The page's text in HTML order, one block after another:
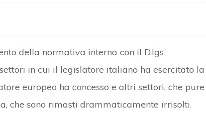
della normativa interna con il D.lgs
in cui il legislatore italiano ha esercitato la
europeo ha concesso e altri settori, che pure
che sono rimasti drammaticamente irrisolti.